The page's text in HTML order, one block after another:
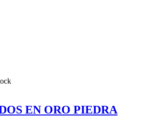
EN ORO PIEDRA